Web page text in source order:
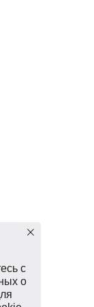
с
о